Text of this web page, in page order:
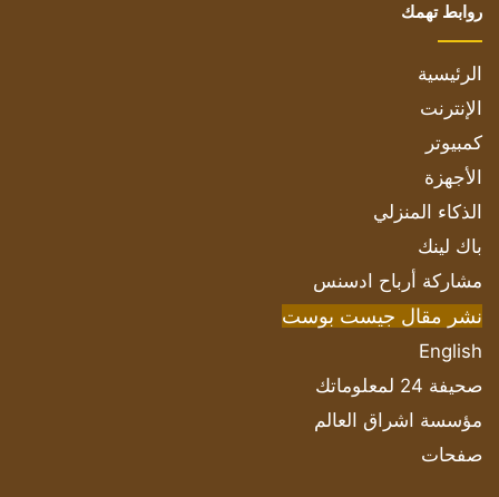
روابط تهمك
الرئيسية
الإنترنت
كمبيوتر
الأجهزة
الذكاء المنزلي
باك لينك
مشاركة أرباح ادسنس
نشر مقال جيست بوست
English
صحيفة 24 لمعلوماتك
مؤسسة اشراق العالم
صفحات